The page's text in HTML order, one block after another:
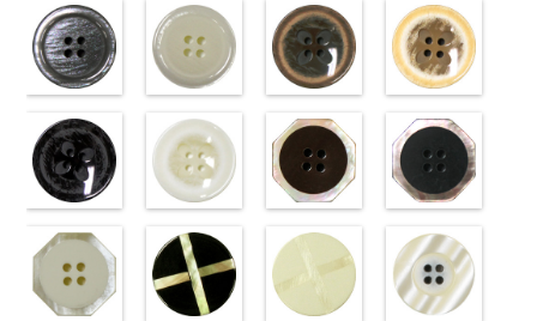
VT103-G43
ベージュ 標
準 大ボタン
直径23mm／
18mm 0
VT103-G40
クリーム
標
準
大ボタン
直径23mm／
18mm
VT103-G06
グレー 標準
大ボタン直径
23mm／小ボ
18mm 0
VT103-G01
ホワイト 標
準 大ボタン
直径23mm／
18mm 0
(VT102-
S48/SN)
http://www.anys.co.jp/wp-
content/uploads/2013/04/vt102-
VT102-S48
ブラウン 大
ボタン直径
23mm／小ボ
18mm 4000
(VT102-
S43/SN)
http://www.anys.co.jp/wp-
content/uploads/2013/04/vt102-
VT102-S43
ベージュ 大
ボタン直径
23mm／小ボ
18mm
4000
(VT102-
S40/SN)
http://www.anys.co.jp/wp-
content/uploads/2013/04/vt102-
VT102-S40
クリーム
大
ボタン直径
23mm／小ボ
18mm
4000
(VT102-
S09/SN)
http://
content/uploads/
VT102-S09
ブラック
大
ボタン直径
23mm／小ボ
18mm 4000
(VT102-
S06/SN)
http://www.anys.co.jp/wp-
content/uploads/2013/04/vt102-
VT102-S06
グレー 大ボ
タン直径
23mm／小ボ
(VT102-
S01/SN)
http://www.anys.co.jp/wp-
content/uploads/2013/04/vt102-
VT102-S01
ホワイト 大
ボタン直径
23mm／小ボ
ウン
(PW2039-
45/SN)
http://www.anys.co.jp/wp-
45.jpg
PW2039-45
ブラウン
ラワー 大ボ
ジュ
(PW2039-
40/SN)
http://
40.jpg
PW2039-40
ベージュ フ
ラワー 大ボ
ック
(PW2039-
09/SN)
http://www.anys.co.jp/wp-
イト
(PW2039-
001/SN)
http://www.anys.co.jp/wp-
(10059668-
47/SN)
http://www.anys.co.jp/wp-
content/uploads/2013/04/10059668-
(10059668-
09/SN)
http://
content/uploads/